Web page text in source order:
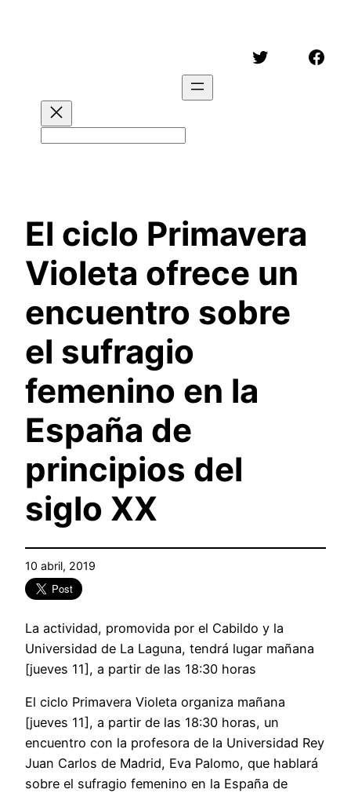
Twitter
El ciclo Primavera
Violeta ofrece un
encuentro sobre
el sufragio
femenino en la
España de
principios del
siglo XX
10 abril, 2019
La actividad, promovida por el Cabildo y la
Universidad de La Laguna, tendrá lugar mañana
[jueves 11], a partir de las 18:30 horas
El ciclo Primavera Violeta organiza mañana
[jueves 11], a partir de las 18:30 horas, un
encuentro con la profesora de la Universidad Rey
Juan Carlos de Madrid, Eva Palomo, que hablará
sobre el sufragio femenino en la España de